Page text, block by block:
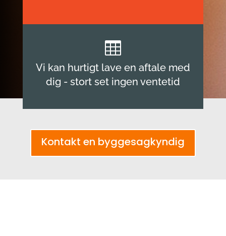

Vi kan hurtigt lave en aftale med
dig - stort set ingen ventetid
Kontakt en byggesagkyndig